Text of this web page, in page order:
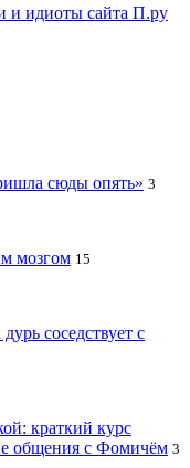
и идиоты сайта П.ру
сюды опять» 3
мозгом 15
соседствует с
краткий курс
общения с Фомичём 3